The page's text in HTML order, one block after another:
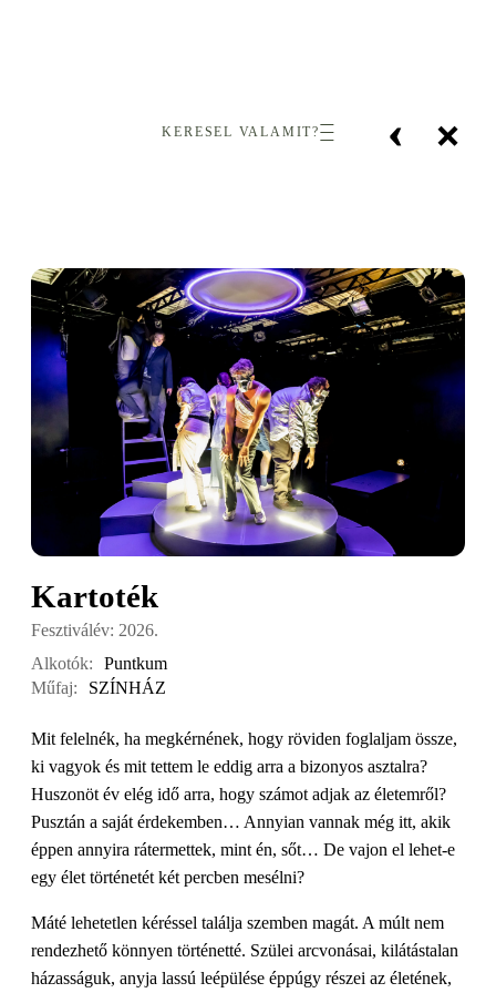
‹ ×
KERESEL VALAMIT?
Kartoték
Fesztiválév: 2026.
Alkotók:
Puntkum
Műfaj:
SZÍNHÁZ
Mit felelnék, ha megkérnének, hogy röviden foglaljam össze,
ki vagyok és mit tettem le eddig arra a bizonyos asztalra?
Huszonöt év elég idő arra, hogy számot adjak az életemről?
Pusztán a saját érdekemben… Annyian vannak még itt, akik
éppen annyira rátermettek, mint én, sőt… De vajon el lehet-e
egy élet történetét két percben mesélni?
Máté lehetetlen kéréssel találja szemben magát. A múlt nem
rendezhető könnyen történetté. Szülei arcvonásai, kilátástalan
házasságuk, anyja lassú leépülése éppúgy részei az életének,